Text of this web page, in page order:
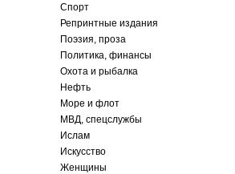
Спорт
Репринтные издания
Поэзия, проза
Политика, финансы
Охота и рыбалка
Нефть
Море и флот
МВД, спецслужбы
Ислам
Искусство
Женщины